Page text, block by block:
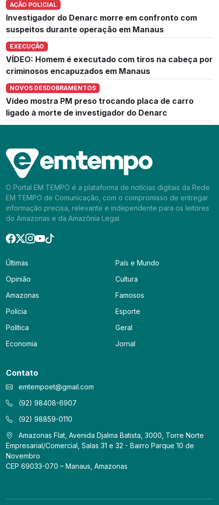
AÇÃO POLICIAL
Investigador do Denarc morre em confronto com
suspeitos durante operação em Manaus
EXECUÇÃO
VÍDEO: Homem é executado com tiros na cabeça por
criminosos encapuzados em Manaus
NOVOS DESDOBRAMENTOS
Vídeo mostra PM preso trocando placa de carro
ligado à morte de investigador do Denarc
O Portal EM TEMPO é a plataforma de notícias digitais da Rede
EM TEMPO de Comunicação, com o compromisso de entregar
informação precisa, relevante e independente para os leitores
do Amazonas e da Amazônia Legal.
Últimas
Opinião
Amazonas
Polícia
Política
Economia
País e Mundo
Cultura
Famosos
Esporte
Geral
Jornal
Contato
emtempoet@gmail.com
(92) 98408-6907
(92) 98859-0110
Amazonas Flat, Avenida Djalma Batista, 3000, Torre Norte
Empresarial/Comercial, Salas 31 e 32 - Bairro Parque 10 de
Novembro
CEP 69033-070 – Manaus, Amazonas